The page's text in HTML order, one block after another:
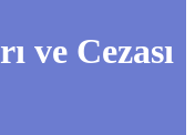
ve Cezası